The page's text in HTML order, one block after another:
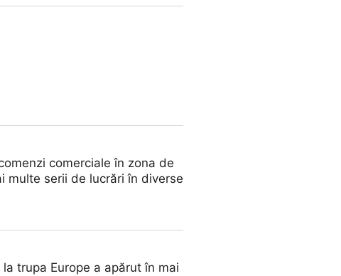
comerciale în zona de
multe serii de lucrări în diverse
trupa Europe a apărut în mai